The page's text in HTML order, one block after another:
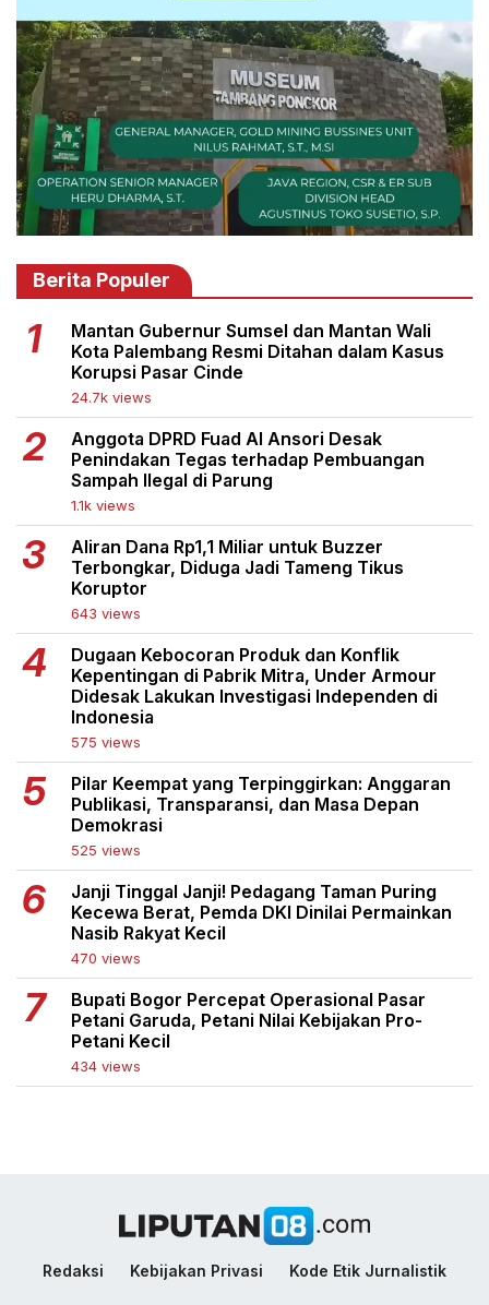
Berita Populer
Mantan Gubernur Sumsel dan Mantan Wali
Kota Palembang Resmi Ditahan dalam Kasus
Korupsi Pasar Cinde
24.7k views
Anggota DPRD Fuad Al Ansori Desak
Penindakan Tegas terhadap Pembuangan
Sampah Ilegal di Parung
1.1k views
Aliran Dana Rp1,1 Miliar untuk Buzzer
Terbongkar, Diduga Jadi Tameng Tikus
Koruptor
643 views
Dugaan Kebocoran Produk dan Konflik
Kepentingan di Pabrik Mitra, Under Armour
Didesak Lakukan Investigasi Independen di
Indonesia
575 views
Pilar Keempat yang Terpinggirkan: Anggaran
Publikasi, Transparansi, dan Masa Depan
Demokrasi
525 views
Janji Tinggal Janji! Pedagang Taman Puring
Kecewa Berat, Pemda DKI Dinilai Permainkan
Nasib Rakyat Kecil
470 views
Bupati Bogor Percepat Operasional Pasar
Petani Garuda, Petani Nilai Kebijakan Pro-
Petani Kecil
434 views
Redaksi Kebijakan Privasi Kode Etik Jurnalistik